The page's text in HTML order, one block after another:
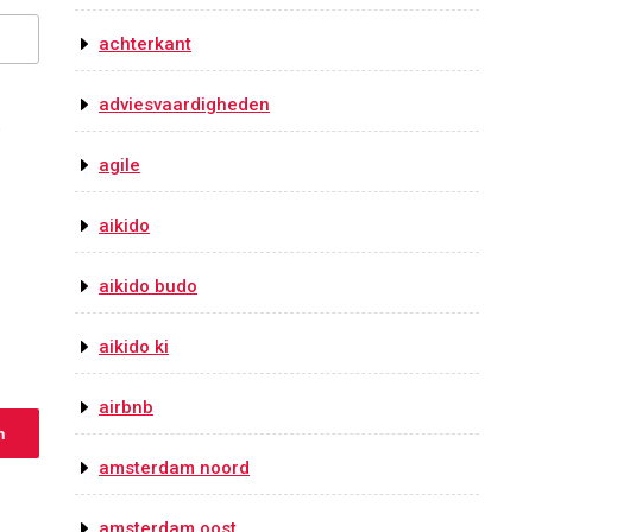
achterkant
adviesvaardigheden
agile
aikido
aikido budo
aikido ki
airbnb
amsterdam noord